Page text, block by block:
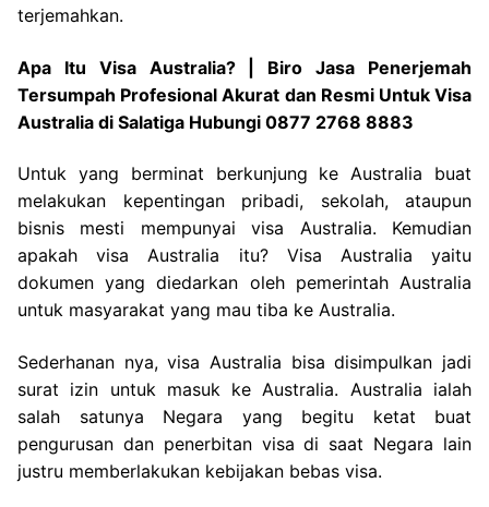
terjemahkan.
Apa Itu Visa Australia? | Biro Jasa Penerjemah
Tersumpah Profesional Akurat dan Resmi Untuk Visa
Australia di Salatiga Hubungi 0877 2768 8883
Untuk yang berminat berkunjung ke Australia buat
melakukan kepentingan pribadi, sekolah, ataupun
bisnis mesti mempunyai visa Australia. Kemudian
apakah visa Australia itu? Visa Australia yaitu
dokumen yang diedarkan oleh pemerintah Australia
untuk masyarakat yang mau tiba ke Australia.
Sederhanan nya, visa Australia bisa disimpulkan jadi
surat izin untuk masuk ke Australia. Australia ialah
salah satunya Negara yang begitu ketat buat
pengurusan dan penerbitan visa di saat Negara lain
justru memberlakukan kebijakan bebas visa.